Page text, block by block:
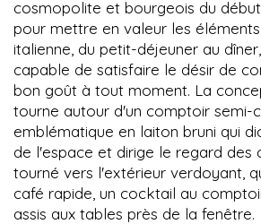
cosmopolite et bourgeois du
pour mettre en valeur les
italienne, du petit-déjeuner au
capable de satisfaire le désir de
bon goût à tout moment. La
tourne autour d'un comptoir semi-
emblématique en laiton bruni qui
de l'espace et dirige le regard des
tourné vers l'extérieur verdoyant,
café rapide, un cocktail au
assis aux tables près de la fenêtre.